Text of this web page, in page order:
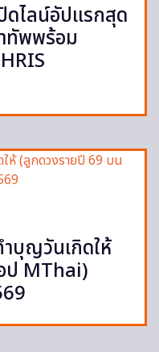
ไลน์อัปแรกสุด
ทัพพร้อม
บุญวันเกิดให้
ป MThai)